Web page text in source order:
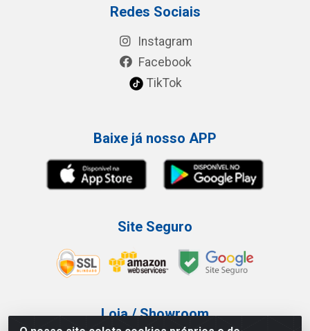
Redes Sociais
Instagram
Facebook
TikTok
Baixe já nosso APP
Site Seguro
Loja / Showroom